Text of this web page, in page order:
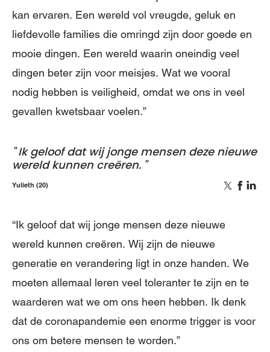
kan ervaren. Een wereld vol vreugde, geluk en
liefdevolle families die omringd zijn door goede en
mooie dingen. Een wereld waarin oneindig veel
dingen beter zijn voor meisjes. Wat we vooral
nodig hebben is veiligheid, omdat we ons in veel
gevallen kwetsbaar voelen.”
Ik geloof dat wij jonge mensen deze nieuwe
wereld kunnen creëren.
Yulieth (20)
“Ik geloof dat wij jonge mensen deze nieuwe
wereld kunnen creëren. Wij zijn de nieuwe
generatie en verandering ligt in onze handen. We
moeten allemaal leren veel toleranter te zijn en te
waarderen wat we om ons heen hebben. Ik denk
dat de coronapandemie een enorme trigger is voor
ons om betere mensen te worden.”